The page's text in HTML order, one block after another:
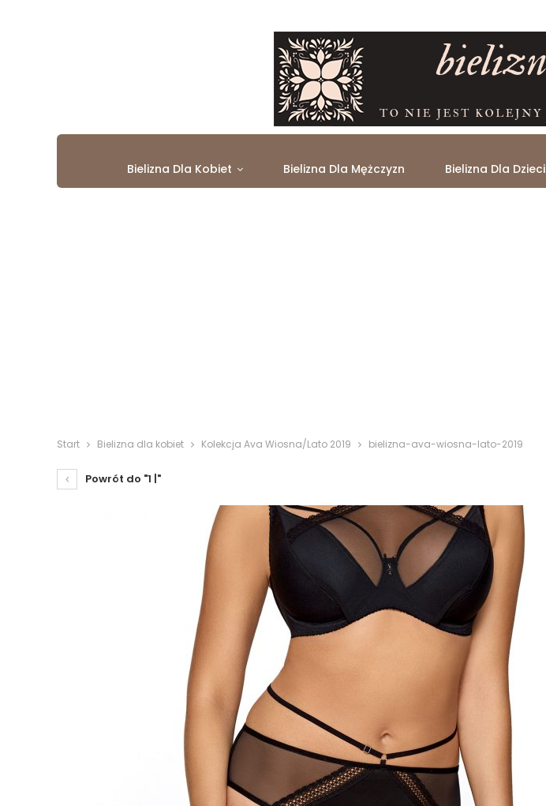
Bielizna Dla Kobiet Bielizna Dla Mężczyzn Bielizna Dla Dzieci
Start Bielizna dla kobiet Kolekcja Ava Wiosna/Lato 2019 bielizna-ava-wiosna-lato-2019
Powrót do "1 |"